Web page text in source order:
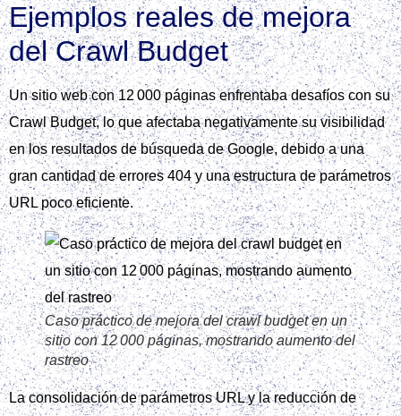
Ejemplos reales de mejora
del Crawl Budget
Un sitio web con 12 000 páginas enfrentaba desafíos con su
Crawl Budget, lo que afectaba negativamente su visibilidad
en los resultados de búsqueda de Google, debido a una
gran cantidad de errores 404 y una estructura de parámetros
URL poco eficiente.
Caso práctico de mejora del crawl budget en un
sitio con 12 000 páginas, mostrando aumento del
rastreo
La consolidación de parámetros URL y la reducción de